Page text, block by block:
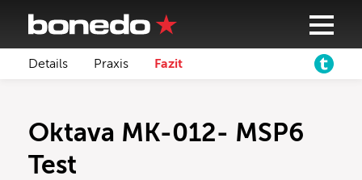
Details Praxis Fazit
Oktava MK-012- MSP6
Test